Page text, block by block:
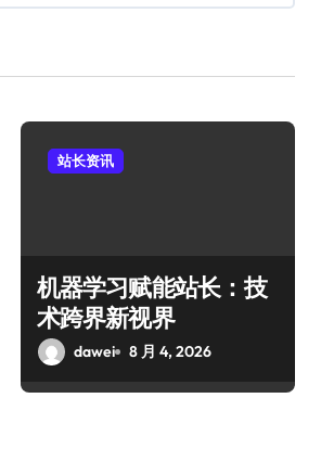
站长资讯
机器学习赋能站长：技
术跨界新视界
dawei 8 月 4, 2026